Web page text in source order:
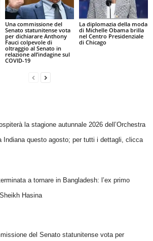
Una commissione del
Senato statunitense vota
per dichiarare Anthony
Fauci colpevole di
oltraggio al Senato in
relazione all’indagine sul
COVID-19
La diplomazia della moda
di Michelle Obama brilla
nel Centro Presidenziale
di Chicago
ospiterà la stagione autunnale 2026 dell’Orchestra
Indiana questo agosto; per tutti i dettagli, clicca
a tornare in Bangladesh: l’ex primo
Hasina
del Senato statunitense vota per